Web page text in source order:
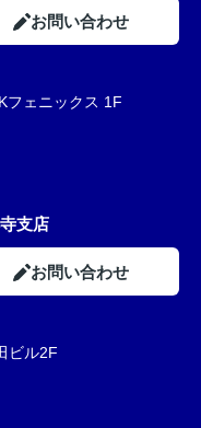
お問い合わせ
フェニックス 1F
支店
お問い合わせ
ビル2F